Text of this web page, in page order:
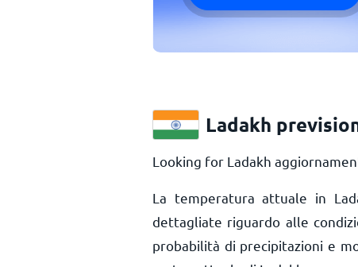
Ladakh
Looking for Ladakh
La temperatura attuale in
dettagliate riguardo alle
probabilità di precipitazioni e